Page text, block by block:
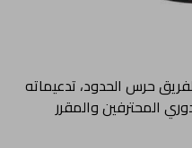
حرس الحدود، تدعيماته
المحترفين والمقرر